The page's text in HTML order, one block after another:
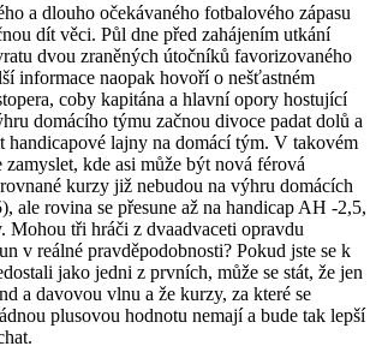
a dlouho očekávaného fotbalového zápasu
dít věci. Půl dne před zahájením utkání
dvou zraněných útočníků favorizovaného
informace naopak hovoří o nešťastném
coby kapitána a hlavní opory hostující
domácího týmu začnou divoce padat dolů a
handicapové lajny na domácí tým. V takovém
zamyslet, kde asi může být nová férová
kurzy již nebudou na výhru domácích
ale rovina se přesune až na handicap AH -2,5,
Mohou tři hráči z dvaadvaceti opravdu
v reálné pravděpodobnosti? Pokud jste se k
jako jedni z prvních, může se stát, že jen
a davovou vlnu a že kurzy, za které se
plusovou hodnotu nemají a bude tak lepší